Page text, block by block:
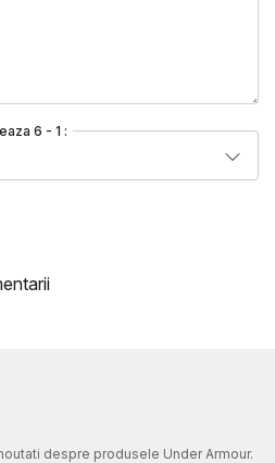
6 - 1 :
despre produsele Under Armour.